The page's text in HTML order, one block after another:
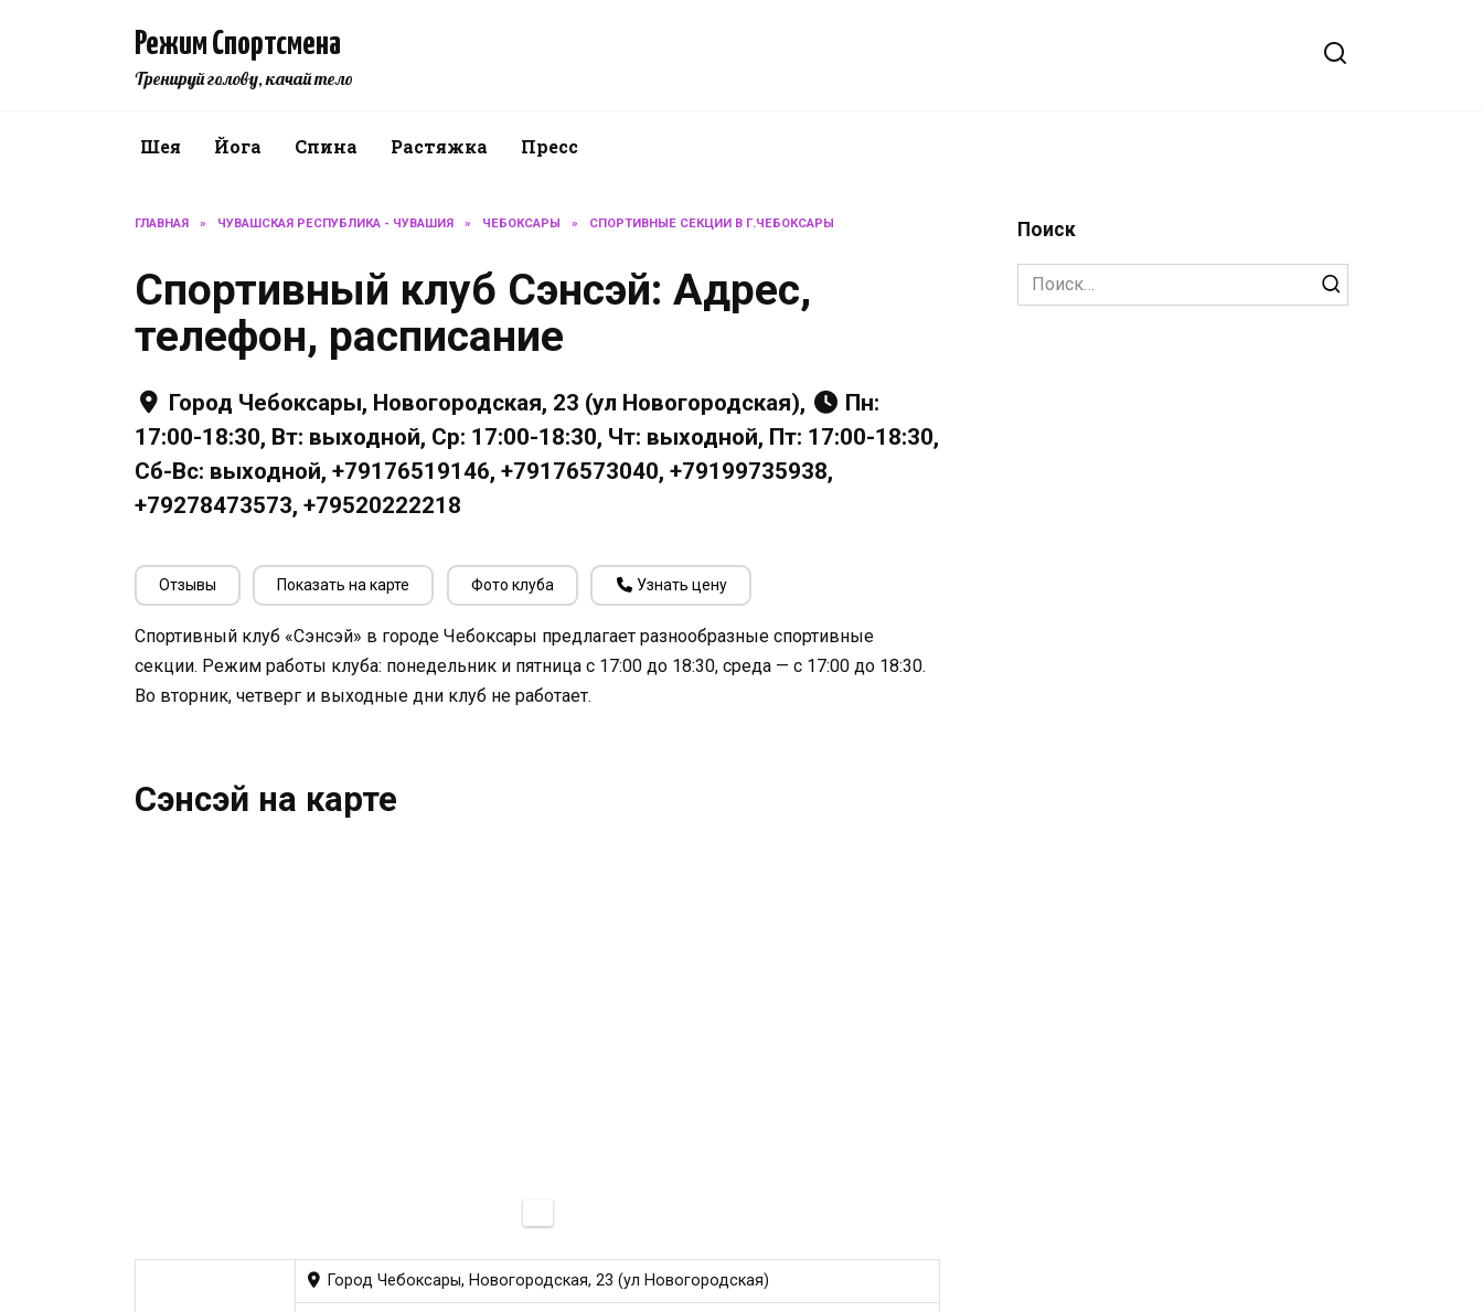
Режим Спортсмена
Тренируй голову, качай тело
Шея Йога Спина Растяжка Пресс
ГЛАВНАЯ » ЧУВАШСКАЯ РЕСПУБЛИКА - ЧУВАШИЯ » ЧЕБОКСАРЫ » СПОРТИВНЫЕ СЕКЦИИ В Г.ЧЕБОКСАРЫ
Спортивный клуб Сэнсэй: Адрес,
телефон, расписание
Город Чебоксары, Новогородская, 23 (ул Новогородская),
Пн:
17:00-18:30, Вт: выходной, Ср: 17:00-18:30, Чт: выходной, Пт: 17:00-18:30,
Сб-Вс: выходной, +79176519146, +79176573040, +79199735938,
+79278473573, +79520222218
Отзывы Показать на карте Фото клуба Узнать цену
Спортивный клуб «Сэнсэй» в городе Чебоксары предлагает разнообразные спортивные
секции. Режим работы клуба: понедельник и пятница с 17:00 до 18:30, среда — с 17:00 до 18:30.
Во вторник, четверг и выходные дни клуб не работает.
Сэнсэй на карте
Город Чебоксары, Новогородская, 23 (ул Новогородская)
Поиск
Search
for: